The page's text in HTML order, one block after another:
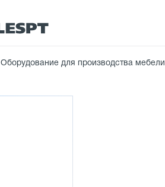
Оборудование для производства мебели